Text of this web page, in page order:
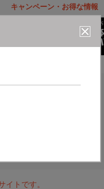
キャンペーン・お得な情報
イトです。